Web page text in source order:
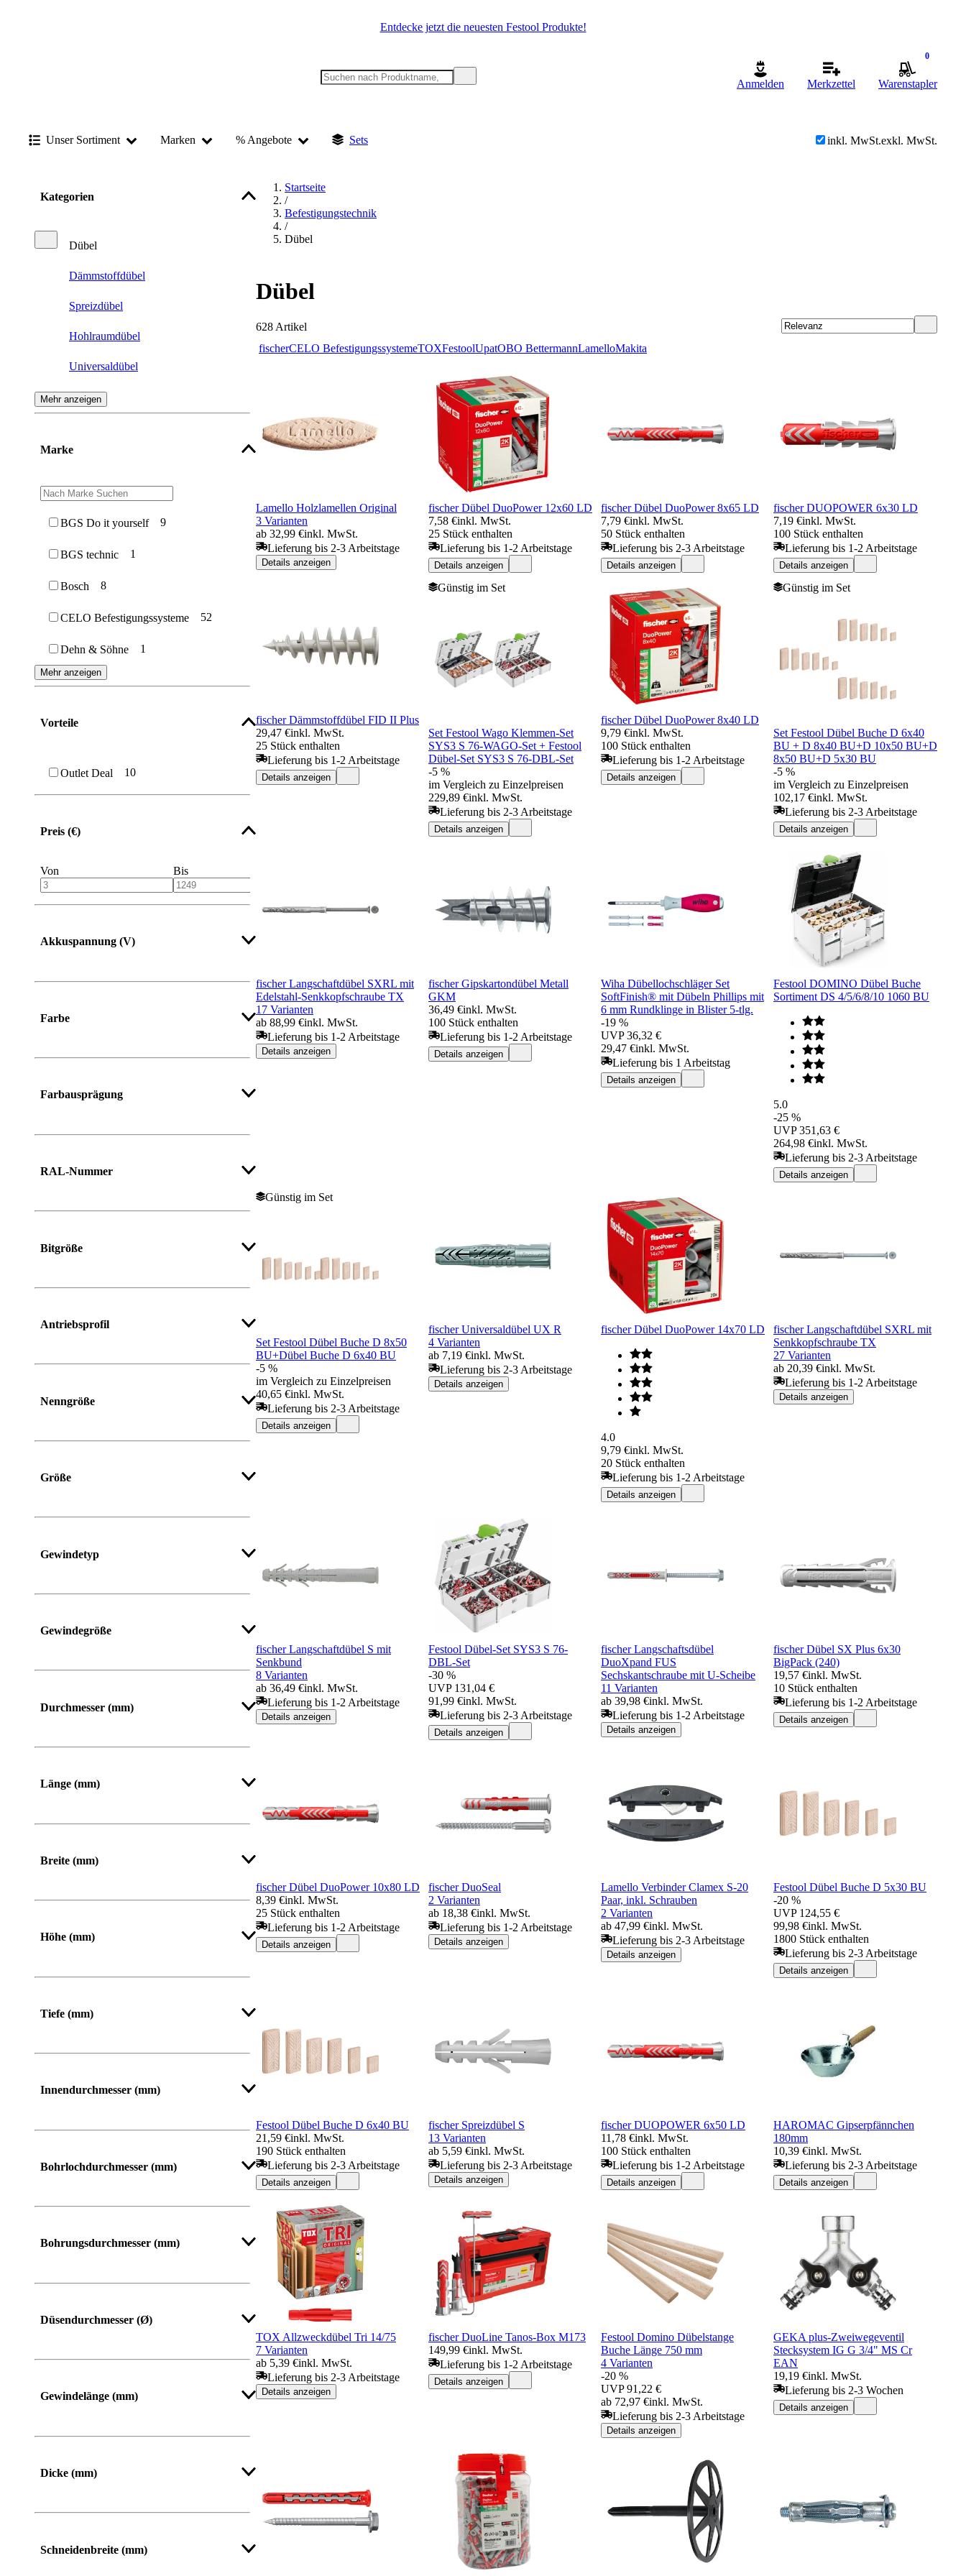
Entdecke jetzt die neuesten Festool Produkte!
Anmelden Merkzettel
0
Warenstapler
Unser Sortiment Marken % Angebote Sets inkl. MwSt.exkl. MwSt.
Kategorien
Dübel
Dämmstoffdübel
Spreizdübel
Hohlraumdübel
Universaldübel
Gipskartondübel
Kippdübel
Holzdübel
Dübel Set
Einschlagdübel
Federklappdübel
Schwerlastdübel
Mehr anzeigen
Marke
BGS Do it yourself 9
BGS technic 1
Bosch 8
CELO Befestigungssysteme 52
Dehn & Söhne 1
Mehr anzeigen
Vorteile
Outlet Deal 10
Preis (€)
Von Bis
Akkuspannung (V)
Farbe
Farbausprägung
RAL-Nummer
Bitgröße
Antriebsprofil
Nenngröße
Größe
Gewindetyp
Gewindegröße
Durchmesser (mm)
Länge (mm)
Von Bis
Breite (mm)
Von Bis
Höhe (mm)
Von Bis
Tiefe (mm)
Innendurchmesser (mm)
Bohrlochdurchmesser (mm)
Bohrungsdurchmesser (mm)
Düsendurchmesser (Ø)
Gewindelänge (mm)
Dicke (mm)
Schneidenbreite (mm)
Startseite
/
Befestigungstechnik
/
Dübel
Dübel
628 Artikel
fischerCELO BefestigungssystemeTOXFestoolUpatOBO BettermannLamelloMakita
Lamello Holzlamellen Original
3 Varianten
ab 32,99 €inkl. MwSt.
Lieferung bis 2-3 Arbeitstage
Details anzeigen
fischer Dübel DuoPower 12x60 LD
7,58 €inkl. MwSt.
25 Stück enthalten
Lieferung bis 1-2 Arbeitstage
Details anzeigen
fischer Dübel DuoPower 8x65 LD
7,79 €inkl. MwSt.
50 Stück enthalten
Lieferung bis 2-3 Arbeitstage
Details anzeigen
fischer DUOPOWER 6x30 LD
7,19 €inkl. MwSt.
100 Stück enthalten
Lieferung bis 1-2 Arbeitstage
Details anzeigen
fischer Dämmstoffdübel FID II Plus
29,47 €inkl. MwSt.
25 Stück enthalten
Lieferung bis 1-2 Arbeitstage
Details anzeigen
Günstig im Set
Set Festool Wago Klemmen-Set
SYS3 S 76-WAGO-Set + Festool
Dübel-Set SYS3 S 76-DBL-Set
-5 %
im Vergleich zu Einzelpreisen
229,89 €inkl. MwSt.
Lieferung bis 2-3 Arbeitstage
Details anzeigen
fischer Dübel DuoPower 8x40 LD
9,79 €inkl. MwSt.
100 Stück enthalten
Lieferung bis 1-2 Arbeitstage
Details anzeigen
Günstig im Set
Set Festool Dübel Buche D 6x40
BU + D 8x40 BU+D 10x50 BU+D
8x50 BU+D 5x30 BU
-5 %
im Vergleich zu Einzelpreisen
102,17 €inkl. MwSt.
Lieferung bis 2-3 Arbeitstage
Details anzeigen
fischer Langschaftdübel SXRL mit
Edelstahl-Senkkopfschraube TX
17 Varianten
ab 88,99 €inkl. MwSt.
Lieferung bis 1-2 Arbeitstage
Details anzeigen
fischer Gipskartondübel Metall
GKM
36,49 €inkl. MwSt.
100 Stück enthalten
Lieferung bis 1-2 Arbeitstage
Details anzeigen
Wiha Dübellochschläger Set
SoftFinish® mit Dübeln Phillips mit
6 mm Rundklinge in Blister 5-tlg.
-19 %
UVP 36,32 €
29,47 €inkl. MwSt.
Lieferung bis 1 Arbeitstag
Details anzeigen
Festool DOMINO Dübel Buche
Sortiment DS 4/5/6/8/10 1060 BU
5.0
-25 %
UVP 351,63 €
264,98 €inkl. MwSt.
Lieferung bis 2-3 Arbeitstage
Details anzeigen
Günstig im Set
Set Festool Dübel Buche D 8x50
BU+Dübel Buche D 6x40 BU
-5 %
im Vergleich zu Einzelpreisen
40,65 €inkl. MwSt.
Lieferung bis 2-3 Arbeitstage
Details anzeigen
fischer Universaldübel UX R
4 Varianten
ab 7,19 €inkl. MwSt.
Lieferung bis 2-3 Arbeitstage
Details anzeigen
fischer Dübel DuoPower 14x70 LD
4.0
9,79 €inkl. MwSt.
20 Stück enthalten
Lieferung bis 1-2 Arbeitstage
Details anzeigen
fischer Langschaftdübel SXRL mit
Senkkopfschraube TX
27 Varianten
ab 20,39 €inkl. MwSt.
Lieferung bis 1-2 Arbeitstage
Details anzeigen
fischer Langschaftdübel S mit
Senkbund
8 Varianten
ab 36,49 €inkl. MwSt.
Lieferung bis 1-2 Arbeitstage
Details anzeigen
Festool Dübel-Set SYS3 S 76-
DBL-Set
-30 %
UVP 131,04 €
91,99 €inkl. MwSt.
Lieferung bis 2-3 Arbeitstage
Details anzeigen
fischer Langschaftsdübel
DuoXpand FUS
Sechskantschraube mit U-Scheibe
11 Varianten
ab 39,98 €inkl. MwSt.
Lieferung bis 1-2 Arbeitstage
Details anzeigen
fischer Dübel SX Plus 6x30
BigPack (240)
19,57 €inkl. MwSt.
10 Stück enthalten
Lieferung bis 1-2 Arbeitstage
Details anzeigen
fischer Dübel DuoPower 10x80 LD
8,39 €inkl. MwSt.
25 Stück enthalten
Lieferung bis 1-2 Arbeitstage
Details anzeigen
fischer DuoSeal
2 Varianten
ab 18,38 €inkl. MwSt.
Lieferung bis 1-2 Arbeitstage
Details anzeigen
Lamello Verbinder Clamex S-20
Paar, inkl. Schrauben
2 Varianten
ab 47,99 €inkl. MwSt.
Lieferung bis 2-3 Arbeitstage
Details anzeigen
Festool Dübel Buche D 5x30 BU
-20 %
UVP 124,55 €
99,98 €inkl. MwSt.
1800 Stück enthalten
Lieferung bis 2-3 Arbeitstage
Details anzeigen
Festool Dübel Buche D 6x40 BU
21,59 €inkl. MwSt.
190 Stück enthalten
Lieferung bis 2-3 Arbeitstage
Details anzeigen
fischer Spreizdübel S
13 Varianten
ab 5,59 €inkl. MwSt.
Lieferung bis 2-3 Arbeitstage
Details anzeigen
fischer DUOPOWER 6x50 LD
11,78 €inkl. MwSt.
100 Stück enthalten
Lieferung bis 1-2 Arbeitstage
Details anzeigen
HAROMAC Gipserpfännchen
180mm
10,39 €inkl. MwSt.
Lieferung bis 2-3 Arbeitstage
Details anzeigen
TOX Allzweckdübel Tri 14/75
7 Varianten
ab 5,39 €inkl. MwSt.
Lieferung bis 2-3 Arbeitstage
Details anzeigen
fischer DuoLine Tanos-Box M173
149,99 €inkl. MwSt.
Lieferung bis 1-2 Arbeitstage
Details anzeigen
Festool Domino Dübelstange
Buche Länge 750 mm
4 Varianten
-20 %
UVP 91,22 €
ab 72,97 €inkl. MwSt.
Lieferung bis 2-3 Arbeitstage
Details anzeigen
GEKA plus-Zweiwegeventil
Stecksystem IG G 3/4" MS Cr
EAN
19,19 €inkl. MwSt.
Lieferung bis 2-3 Wochen
Details anzeigen